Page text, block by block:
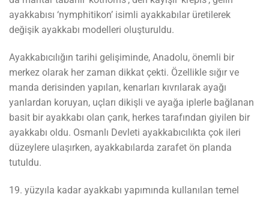
ayakkabısı ‘nymphitikon’ isimli ayakkabılar üretilerek
değişik ayakkabı modelleri oluşturuldu.
Ayakkabıcılığın tarihi gelişiminde, Anadolu, önemli bir
merkez olarak her zaman dikkat çekti. Özellikle sığır ve
manda derisinden yapılan, kenarları kıvrılarak ayağı
yanlardan koruyan, uçları dikişli ve ayağa iplerle bağlanan
basit bir ayakkabı olan çarık, herkes tarafından giyilen bir
ayakkabı oldu. Osmanlı Devleti ayakkabıcılıkta çok ileri
düzeylere ulaşırken, ayakkabılarda zarafet ön planda
tutuldu.
19. yüzyıla kadar ayakkabı yapımında kullanılan temel